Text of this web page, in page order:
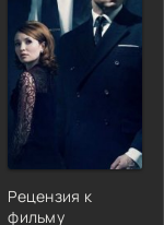
Рецензия к
фильму